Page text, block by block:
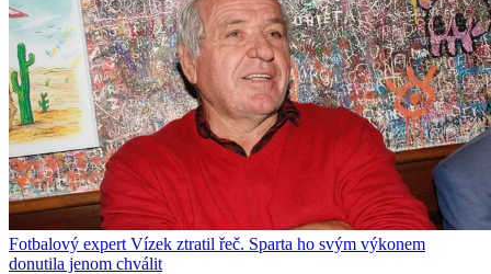
Fotbalový expert Vízek ztratil řeč. Sparta ho svým výkonem
donutila jenom chválit